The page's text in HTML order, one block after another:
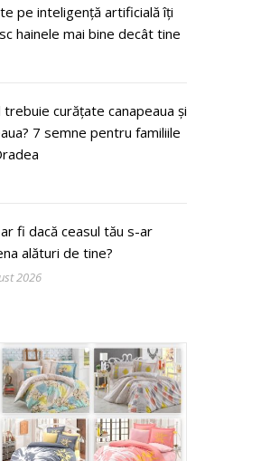
pe inteligență artificială îți
hainele mai bine decât tine
trebuie curățate canapeaua și
7 semne pentru familiile
fi dacă ceasul tău s-ar
alături de tine?
2026